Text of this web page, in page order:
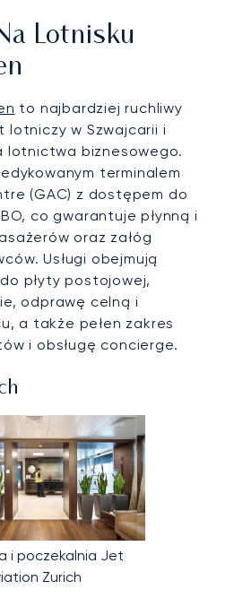
Lotnisku
to najbardziej ruchliwy
lotniczy w Szwajcarii i
lotnictwa biznesowego.
terminalem
(GAC) z dostępem do
co gwarantuje płynną i
oraz załóg
Usługi obejmują
płyty postojowej,
odprawę celną i
a także pełen zakres
i obsługę concierge.
i poczekalnia Jet
Zurich